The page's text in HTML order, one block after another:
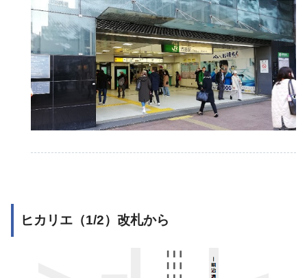
ヒカリエ（1/2）改札から